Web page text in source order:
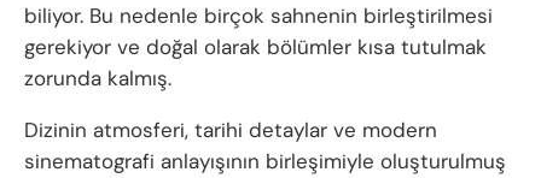
biliyor. Bu nedenle birçok sahnenin birleştirilmesi
gerekiyor ve doğal olarak bölümler kısa tutulmak
zorunda kalmış.
Dizinin atmosferi, tarihi detaylar ve modern
sinematografi anlayışının birleşimiyle oluşturulmuş